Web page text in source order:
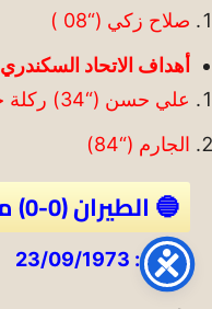
صلاح زكي (“08 )
أهداف الاتحاد السكندري
علي حسن (“34) ركلة جزاء
الجارم (“84)
🔵 الطيران (0-0) منتخب السويس
التاريخ: 23/09/1973